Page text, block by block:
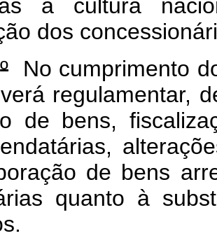
à cultura
dos
º No cumprimento
regulamentar,
de bens,
de bens
quanto à